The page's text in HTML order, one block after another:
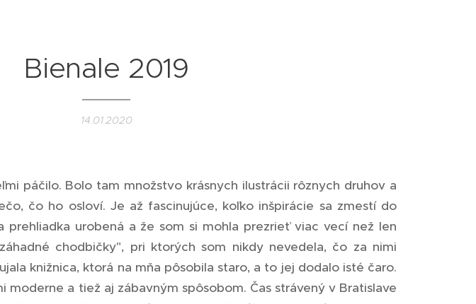
Bienale 2019
14.01.2020
páčilo. Bolo tam množstvo krásnych ilustrácii rôznych druhov a
čo ho osloví. Je až fascinujúce, koľko inšpirácie sa zmestí do
prehliadka urobená a že som si mohla prezrieť viacvecí než len
chodbičky", pri ktorých som nikdy nevedela, čo za nimi
knižnica, ktorá na mňa pôsobila staro, a to jej dodalo isté čaro.
moderne a tiež aj zábavným spôsobom. Čas strávený v Bratislave